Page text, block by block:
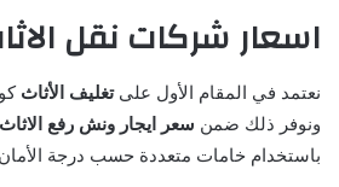
اسعار شركات نقل الاثاث 6
نعتمد في المقام الأول علىتغليف الأثاث
ونوفر ذلك ضمن سعر ايجار ونش رفع الاثاث
باستخدام خامات متعددة حسب درجة